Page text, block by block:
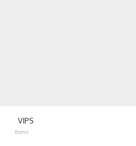
विज्ञापन